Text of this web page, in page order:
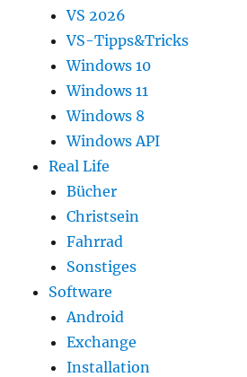
VS 2026
VS-Tipps&Tricks
Windows 10
Windows 11
Windows 8
Windows API
Real Life
Bücher
Christsein
Fahrrad
Sonstiges
Software
Android
Exchange
Installation